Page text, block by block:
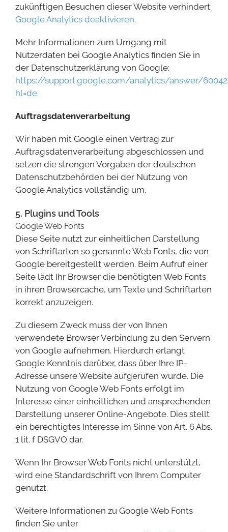
zukünftigen Besuchen dieser Website verhindert:
Google Analytics deaktivieren.
Mehr Informationen zum Umgang mit
Nutzerdaten bei Google Analytics finden Sie in
der Datenschutzerklärung von Google:
https://support.google.com/analytics/answer/
hl=de.
Auftragsdatenverarbeitung
Wir haben mit Google einen Vertrag zur
Auftragsdatenverarbeitung abgeschlossen und
setzen die strengen Vorgaben der deutschen
Datenschutzbehörden bei der Nutzung von
Google Analytics vollständig um.
5. Plugins und Tools
Google Web Fonts
Diese Seite nutzt zur einheitlichen Darstellung
von Schriftarten so genannte Web Fonts, die von
Google bereitgestellt werden. Beim Aufruf einer
Seite lädt Ihr Browser die benötigten Web Fonts
in ihren Browsercache, um Texte und Schriftarten
korrekt anzuzeigen.
Zu diesem Zweck muss der von Ihnen
verwendete Browser Verbindung zu den Servern
von Google aufnehmen. Hierdurch erlangt
Google Kenntnis darüber, dass über Ihre IP-
Adresse unsere Website aufgerufen wurde. Die
Nutzung von Google Web Fonts erfolgt im
Interesse einer einheitlichen und ansprechenden
Darstellung unserer Online-Angebote. Dies stellt
ein berechtigtes Interesse im Sinne von Art. 6 Abs.
1 lit. f DSGVO dar.
Wenn Ihr Browser Web Fonts nicht unterstützt,
wird eine Standardschrift von Ihrem Computer
genutzt.
Weitere Informationen zu Google Web Fonts
finden Sie unter